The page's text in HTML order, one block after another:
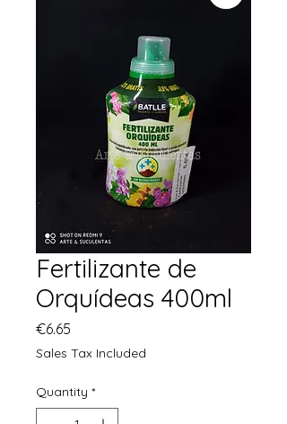
Fertilizante de
Orquídeas 400ml
€6.65
Sales Tax Included
Quantity *